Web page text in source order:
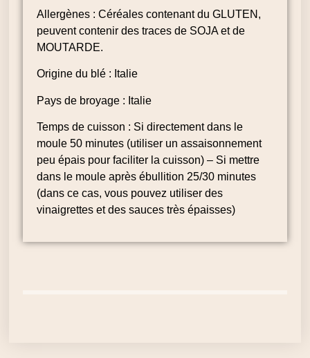
Allergènes : Céréales contenant du GLUTEN,
peuvent contenir des traces de SOJA et de
MOUTARDE.
Origine du blé : Italie
Pays de broyage : Italie
Temps de cuisson : Si directement dans le
moule 50 minutes (utiliser un assaisonnement
peu épais pour faciliter la cuisson) – Si mettre
dans le moule après ébullition 25/30 minutes
(dans ce cas, vous pouvez utiliser des
vinaigrettes et des sauces très épaisses)